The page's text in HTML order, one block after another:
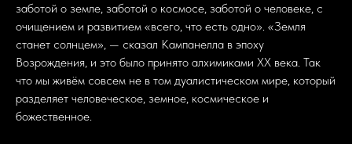
заботой о земле, заботой о космосе, заботой о человеке, с
очищением и развитием «всего, что есть одно». «Земля
станет солнцем», — сказал Кампанелла в эпоху
Возрождения, и это было принято алхимиками ХХ века. Так
что мы живём совсем не в том дуалистическом мире, который
разделяет человеческое, земное, космическое и
божественное.